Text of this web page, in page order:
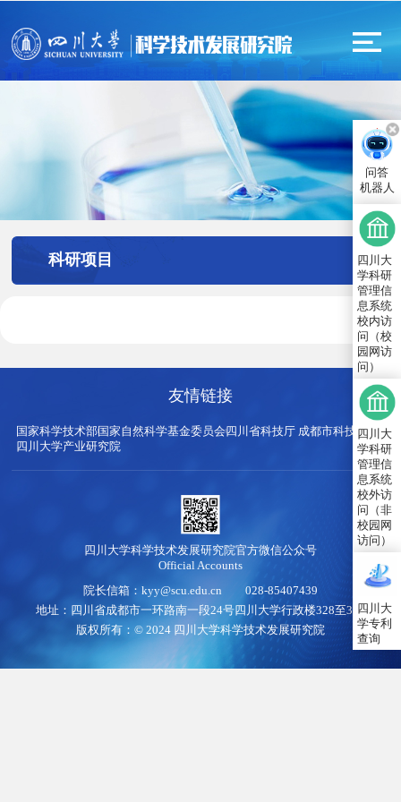
科研项目
友情链接
国家科学技术部国家自然科学基金委员会四川省科技厅 成都市科技局
四川大学产业研究院
四川大学科学技术发展研究院官方微信公众号
Official Accounts
院长信箱：kyy@scu.edu.cn 028-85407439
地址：四川省成都市一环路南一段24号四川大学行政楼328至345
版权所有：© 2024 四川大学科学技术发展研究院
问答
机器人
四川大
学科研
管理信
息系统
校内访
问（校
园网访
问）
四川大
学科研
管理信
息系统
校外访
问（非
校园网
访问）
四川大
学专利
查询